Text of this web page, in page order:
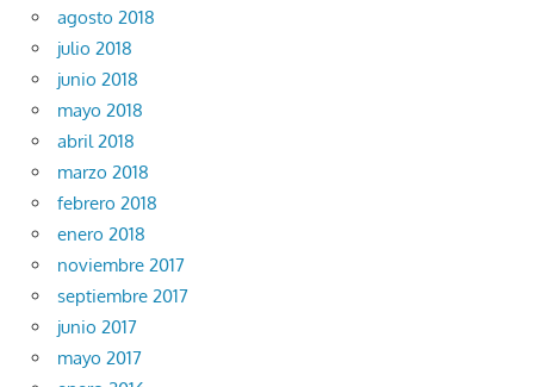
agosto 2018
julio 2018
junio 2018
mayo 2018
abril 2018
marzo 2018
febrero 2018
enero 2018
noviembre 2017
septiembre 2017
junio 2017
mayo 2017